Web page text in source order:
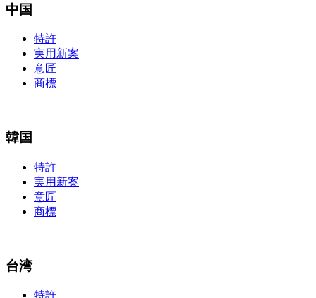
中国
特許
実用新案
意匠
商標
韓国
特許
実用新案
意匠
商標
台湾
特許